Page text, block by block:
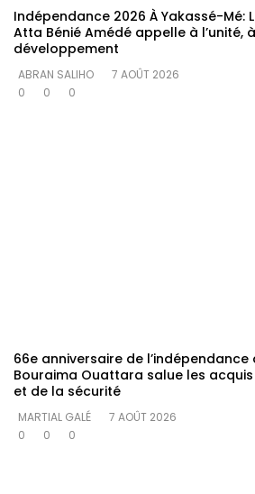
Indépendance 2026 À Yakassé-Mé:
Atta Bénié Amédé appelle à l’unité,
développement
ABRAN SALIHO
7 AOÛT 2026
0
0 0
66e anniversaire de l’indépendance
Bouraima Ouattara salue les
et de la sécurité
MARTIAL GALÉ
7 AOÛT 2026
0
0 0